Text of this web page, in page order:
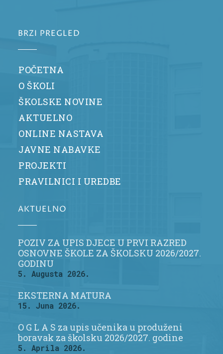
BRZI PREGLED
POČETNA
O ŠKOLI
ŠKOLSKE NOVINE
AKTUELNO
ONLINE NASTAVA
JAVNE NABAVKE
PROJEKTI
PRAVILNICI I UREDBE
AKTUELNO
POZIV ZA UPIS DJECE U PRVI RAZRED
OSNOVNE ŠKOLE ZA ŠKOLSKU 2026/2027.
GODINU
5. Augusta 2026.
EKSTERNA MATURA
15. Juna 2026.
O G L A S za upis učenika u produženi
boravak za školsku 2026/2027. godine
5. Aprila 2026.